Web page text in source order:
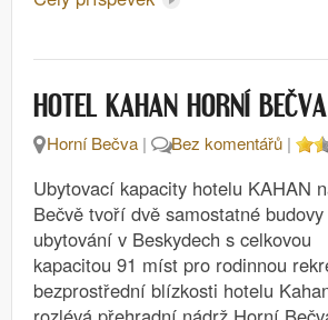
HOTEL KAHAN HORNÍ BEČVA
Horní Bečva | Bez komentářů |
Ubytovací kapacity hotelu KAHAN
Bečvě tvoří dvě samostatné
ubytování v Beskydech s celkovou
kapacitou 91 míst pro rodinnou
bezprostřední blízkosti hotelu